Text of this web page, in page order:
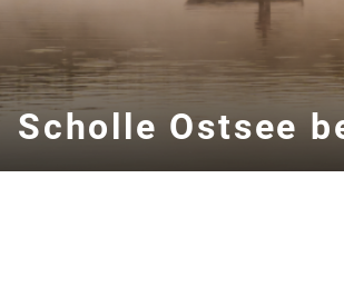
Scholle Ostsee